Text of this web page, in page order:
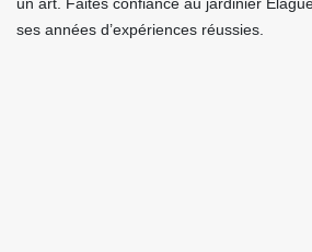
ses années d’expériences réussies.